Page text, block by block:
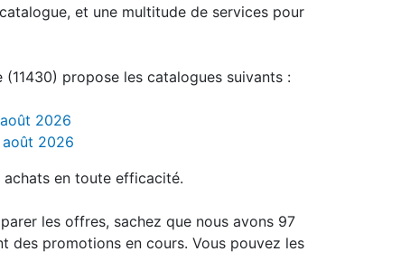
et une multitude de services pour
propose les catalogues suivants :
2026
août 2026
en toute efficacité.
les offres, sachez que nous avons 97
des promotions en cours. Vous pouvez les